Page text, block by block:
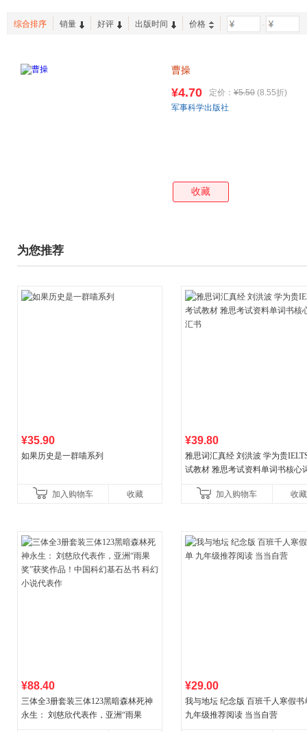
综合排序 销量 好评 出版时间 价格 -
曹操
¥4.70 定价： ¥5.50 (8.55折)
军事科学出版社
收藏
为您推荐
¥35.90
如果历史是一群喵系列
加入购物车 收藏
¥39.80
雅思词汇真经 刘洪波 学为贵
试教材 雅思考试资料单词书核心
加入购物车
收藏
¥88.40
三体全3册套装三体123黑暗森林死神
永生： 刘慈欣代表作，亚洲“雨果
¥29.00
我与地坛 纪念版 百班千人寒假书
九年级推荐阅读 当当自营